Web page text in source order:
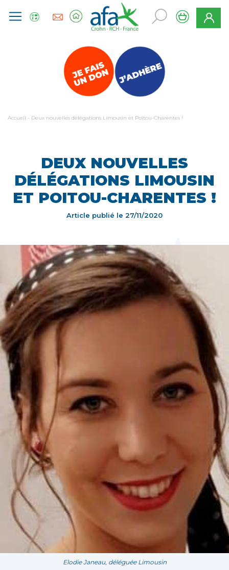
Accueil - Deux nouvelles délégations Limousin et Poitou-Charentes !
DEUX NOUVELLES
DÉLÉGATIONS LIMOUSIN
ET POITOU-CHARENTES !
Article publié le 27/11/2020
Elodie Janeau, déléguée Limousin